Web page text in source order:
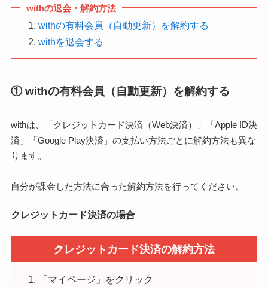
withの退会・解約方法
withの有料会員（自動更新）を解約する
withを退会する
① withの有料会員（自動更新）を解約する
withは、「クレジットカード決済（Web決済）」「Apple ID決
済」「Google Play決済」の支払い方法ごとに解約方法も異な
ります。
自分が課金した方法に合った解約方法を行ってください。
クレジットカード決済の場合
クレジットカード決済の解約方法
「マイページ」をクリック